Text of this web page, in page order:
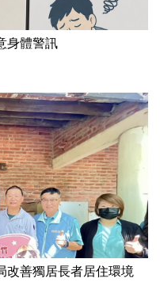
身體警訊
改善獨居長者居住環境